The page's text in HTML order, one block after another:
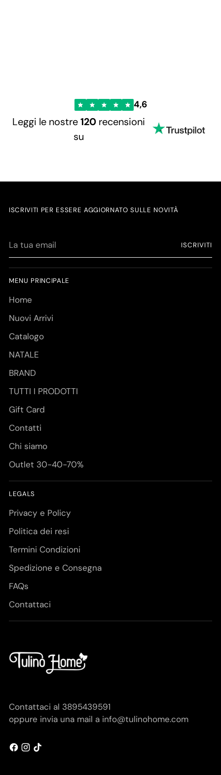
4,6
Leggi le nostre120recensioni
su
ISCRIVITI PER ESSERE AGGIORNATO SULLE NOVITÀ
tua
ISCRIVITI
MENU PRINCIPALE
Home
Nuovi Arrivi
Catalogo
NATALE
BRAND
TUTTI I PRODOTTI
Gift Card
Contatti
Chi siamo
Outlet 30-40-70%
LEGALS
Privacy e Policy
Politica dei resi
Termini Condizioni
Spedizione e Consegna
FAQs
Contattaci
Contattaci al 3895439591
oppure invia una mail a info@tulinohome.com